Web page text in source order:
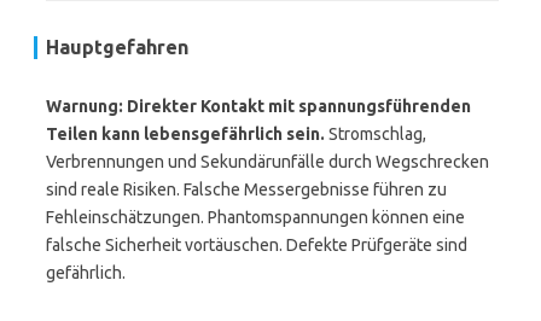
Hauptgefahren
Warnung: Direkter Kontakt mit spannungsführenden
Teilen kann lebensgefährlich sein. Stromschlag,
Verbrennungen und Sekundärunfälle durch Wegschrecken
sind reale Risiken. Falsche Messergebnisse führen zu
Fehleinschätzungen. Phantomspannungen können eine
falsche Sicherheit vortäuschen. Defekte Prüfgeräte sind
gefährlich.